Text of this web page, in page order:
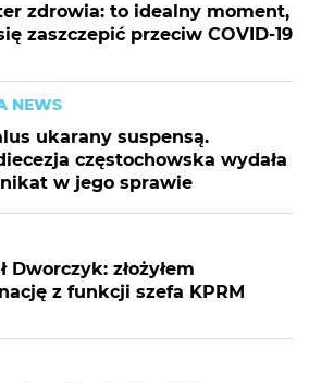
zdrowia: to idealny moment,
zaszczepić przeciw COVID-19
NEWS
ukarany suspensą.
częstochowska wydała
w jego sprawie
Dworczyk: złożyłem
z funkcji szefa KPRM